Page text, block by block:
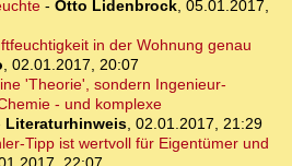
- Otto Lidenbrock, 05.01.2017,
in der Wohnung genau
, 02.01.2017, 20:07
'Theorie', sondern Ingenieur-
- und komplexe
Literaturhinweis, 02.01.2017, 21:29
Tipp ist wertvoll für Eigentümer und